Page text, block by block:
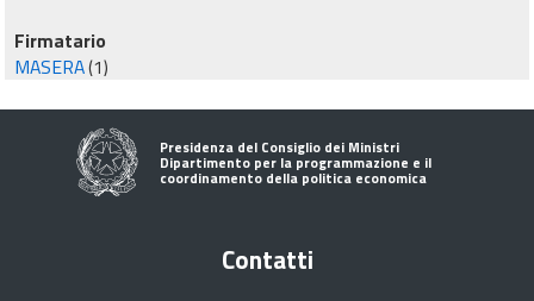
Firmatario
MASERA(1)
Presidenza del Consiglio dei Ministri
Dipartimento per la programmazione e il
coordinamento della politica economica
Contatti